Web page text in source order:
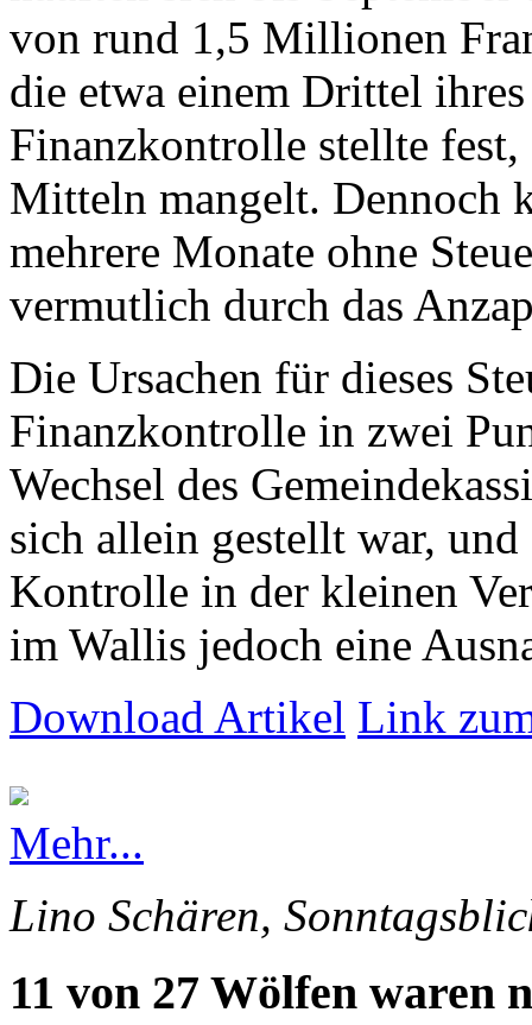
von rund 1,5 Millionen
die etwa einem Drittel
Finanzkontrolle stellte
Mitteln mangelt. Dennoch
mehrere Monate ohne
vermutlich durch das
Die Ursachen für dieses
Finanzkontrolle in zwei
Wechsel des
sich allein gestellt war,
Kontrolle in der kleinen
im Wallis jedoch eine
Download Artikel Link
Mehr...
Lino Schären,
11 von 27 Wölfen waren